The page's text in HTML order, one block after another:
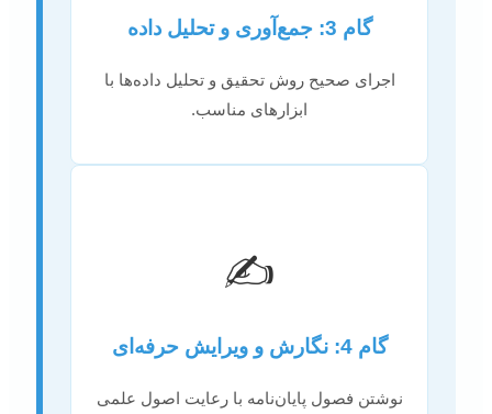
گام 3: جمع‌آوری و تحلیل داده
اجرای صحیح روش تحقیق و تحلیل داده‌ها با
ابزارهای مناسب.
✍️
گام 4: نگارش و ویرایش حرفه‌ای
نوشتن فصول پایان‌نامه با رعایت اصول علمی